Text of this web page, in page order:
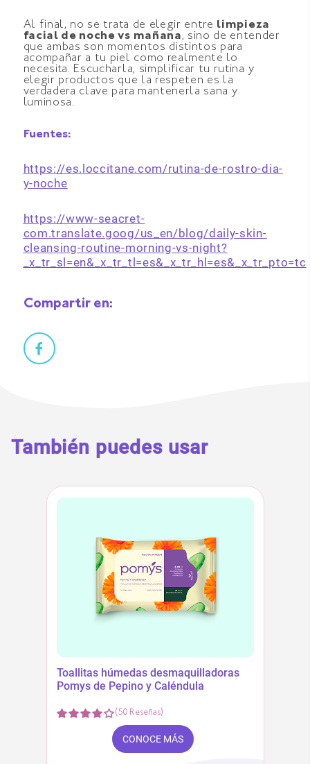
Al final, no se trata de elegir entre limpieza
facial de noche vs mañana , sino de entender
que ambas son momentos distintos para
acompañar a tu piel como realmente lo
necesita. Escucharla, simplificar tu rutina y
elegir productos que la respeten es la
verdadera clave para mantenerla sana y
luminosa.
Fuentes:
https://es.loccitane.com/rutina-de-rostro-dia-
y-noche
https://www-seacret-
com.translate.goog/us_en/blog/daily-skin-
cleansing-routine-morning-vs-night?
_x_tr_sl=en&_x_tr_tl=es&_x_tr_hl=es&_x_tr_pto=tc
Compartir en:
También puedes usar
Toallitas húmedas desmaquilladoras
Pomys de Pepino y Caléndula
(50 Reseñas)
CONOCE MÁS